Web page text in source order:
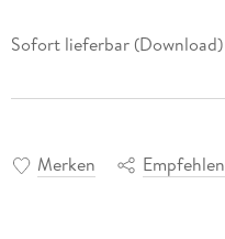
Sofort lieferbar (Download)
Merken Empfehlen